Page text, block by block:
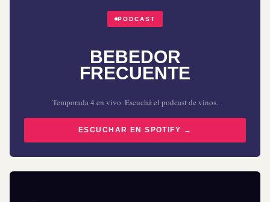
PODCAST
BEBEDOR
FRECUENTE
Temporada 4 en vivo. Escuchá el podcast de vinos.
ESCUCHAR EN SPOTIFY →